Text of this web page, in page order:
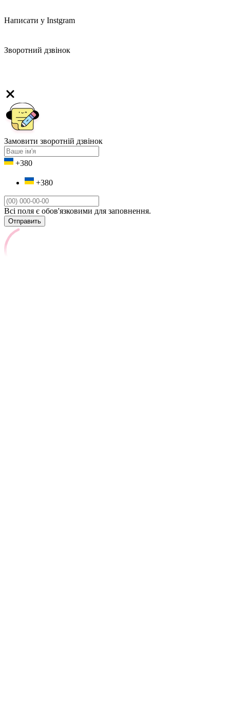
Написати у Instgram
Зворотний дзвінок
Замовити зворотній дзвінок
+380
+380
Всі поля є обов'язковими для заповнення.
Отправить